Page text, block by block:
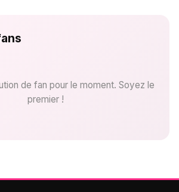
de fan pour le moment. Soyez le
premier !